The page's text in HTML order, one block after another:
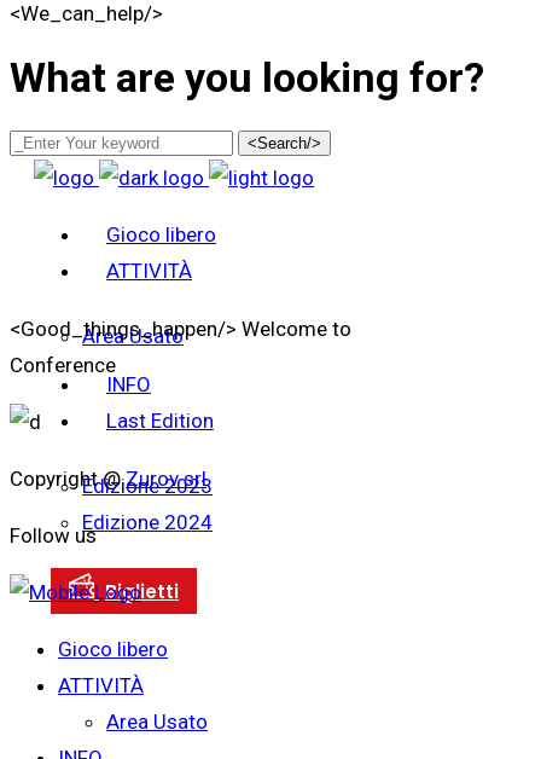
<We_can_help/>
What are you looking for?
<Search/>
Gioco libero
ATTIVITÀ
Area Usato
INFO
Last Edition
Edizione 2023
Edizione 2024
<Good_things_happen/> Welcome to
Conference
Copyright @Zurov srl
Follow us
Gioco libero
ATTIVITÀ
Area Usato